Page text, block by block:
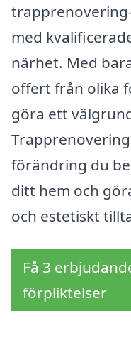
med
närhet. Med
offert från olika
göra ett
förändring du
ditt hem och
och estetiskt
Få 3
förpliktelser